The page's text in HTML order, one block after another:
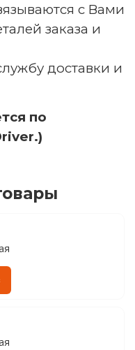
с Вами
заказа и
доставки и
по